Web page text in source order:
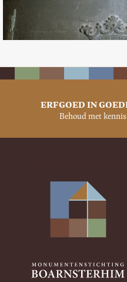
ERFGOED IN
Behoud met